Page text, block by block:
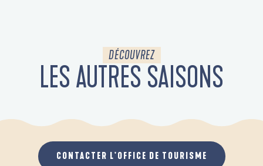
DÉCOUVREZ
LES AUTRES SAISONS
CONTACTER L'OFFICE DE TOURISME